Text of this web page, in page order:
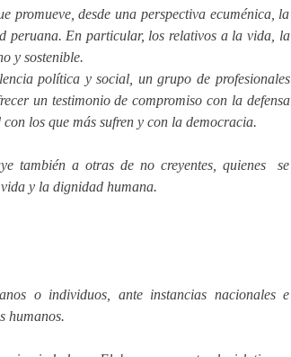
promueve, desde una perspectiva ecuménica, la
peruana. En particular, los relativos a la vida, la
y sostenible.
política y social, un grupo de profesionales
un testimonio de compromiso con la defensa
los que más sufren y con la democracia.
también a otras de no creyentes, quienes se
y la dignidad humana.
o individuos, ante instancias nacionales e
humanos.